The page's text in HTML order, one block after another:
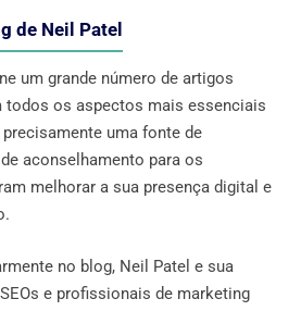
de Neil Patel
um grande número de artigos
todos os aspectos mais essenciais
uma fonte de
aconselhamento para os
melhorar a sua presença digital e
no blog, Neil Patel e sua
e profissionais de marketing